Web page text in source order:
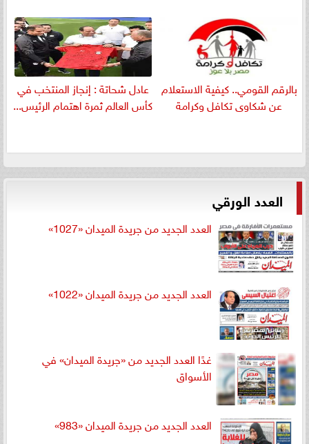
بالرقم القومي.. كيفية الاستعلام
عن شكاوى تكافل وكرامة
عادل شحاتة : إنجاز المنتخب في
كأس العالم ثمرة اهتمام الرئيس...
العدد الورقي
العدد الجديد من جريدة الميدان «1027»
العدد الجديد من جريدة الميدان «1022»
غدًا العدد الجديد من «جريدة الميدان» في
الأسواق
العدد الجديد من جريدة الميدان «983»